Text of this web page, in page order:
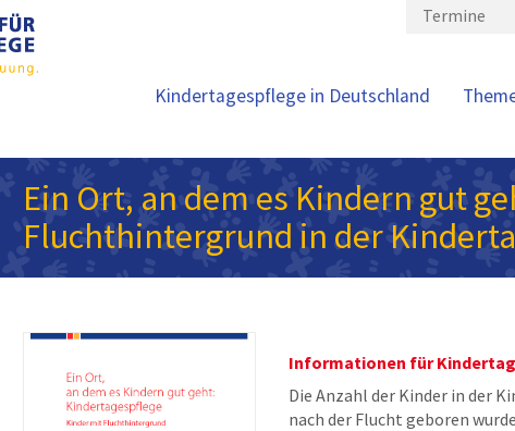
Termine
Kindertagespflege in Deutschland
Ein Ort, an dem es Kindern gut
Fluchthintergrund in der
Informationen für
Die Anzahl der Kinder in der
nach der Flucht geboren